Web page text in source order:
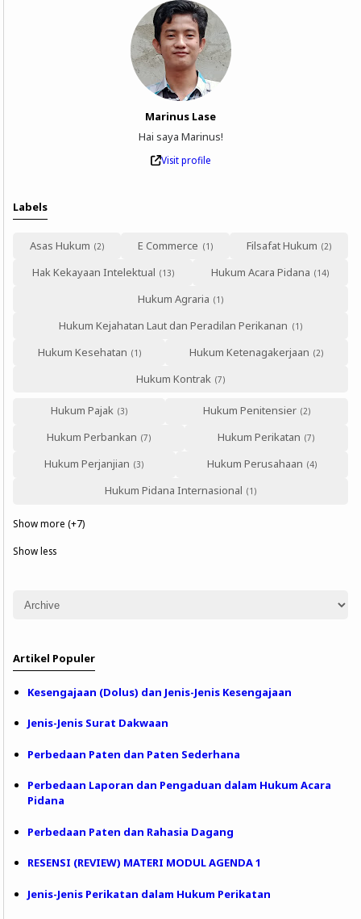
Marinus Lase
Hai saya Marinus!
Visit profile
Labels
Asas Hukum E Commerce
Filsafat Hukum
Hak Kekayaan Intelektual
Hukum Acara Pidana
Hukum Agraria
Hukum Kejahatan Laut dan Peradilan Perikanan
Hukum Kesehatan
Hukum Ketenagakerjaan
Hukum Kontrak
Hukum Pajak
Hukum Penitensier
Hukum Perbankan
Hukum Perikatan
Hukum Perjanjian
Hukum Perusahaan
Hukum Pidana Internasional
Show more (+7)
Show less
Artikel Populer
Kesengajaan (Dolus) dan Jenis-Jenis Kesengajaan
Jenis-Jenis Surat Dakwaan
Perbedaan Paten dan Paten Sederhana
Perbedaan Laporan dan Pengaduan dalam Hukum Acara
Pidana
Perbedaan Paten dan Rahasia Dagang
RESENSI (REVIEW) MATERI MODUL AGENDA 1
Jenis-Jenis Perikatan dalam Hukum Perikatan